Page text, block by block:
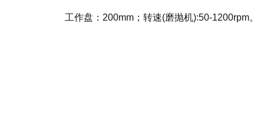
工作盘：200mm；转速(磨抛机):50-1200rpm。